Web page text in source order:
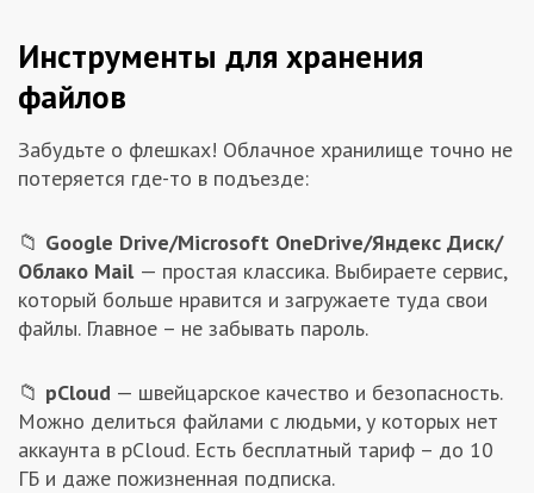
Инструменты для хранения
файлов
Забудьте о флешках! Облачное хранилище точно не
потеряется где-то в подъезде:
📁 Google Drive/Microsoft OneDrive/Яндекс Диск/
Облако Mail — простая классика. Выбираете сервис,
который больше нравится и загружаете туда свои
файлы. Главное – не забывать пароль.
📁 pCloud — швейцарское качество и безопасность.
Можно делиться файлами с людьми, у которых нет
аккаунта в pCloud. Есть бесплатный тариф – до 10
ГБ и даже пожизненная подписка.